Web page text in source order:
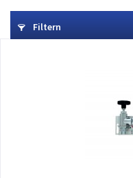
Filtern